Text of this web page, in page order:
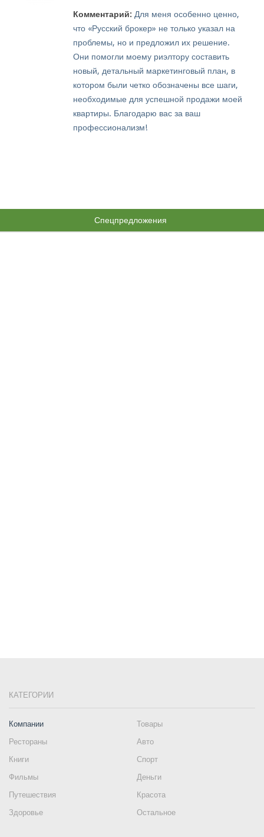
Комментарий: Для меня особенно ценно,
что «Русский брокер» не только указал на
проблемы, но и предложил их решение.
Они помогли моему риэлтору составить
новый, детальный маркетинговый план, в
котором были четко обозначены все шаги,
необходимые для успешной продажи моей
квартиры. Благодарю вас за ваш
профессионализм!
Спецпредложения
КАТЕГОРИИ
Компании
Товары
Рестораны
Авто
Книги
Спорт
Фильмы
Деньги
Путешествия
Красота
Здоровье
Остальное